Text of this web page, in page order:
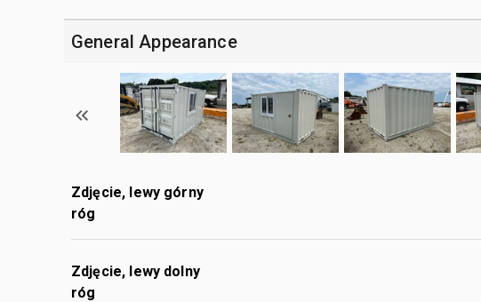
General Appearance
Zdjęcie, lewy górny
róg
Zdjęcie, lewy dolny
róg